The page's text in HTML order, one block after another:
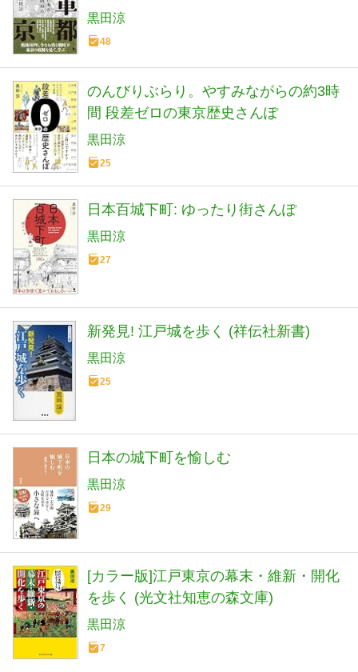
黒田涼
48
のんびりぶらり。やすみながらの約3時
間 段差ゼロの東京歴史さんぽ
黒田涼
25
日本百城下町: ゆったり街さんぽ
黒田涼
27
新発見! 江戸城を歩く (祥伝社新書)
黒田涼
25
日本の城下町を愉しむ
黒田涼
29
[カラー版]江戸東京の幕末・維新・開化
を歩く (光文社知恵の森文庫)
黒田涼
7